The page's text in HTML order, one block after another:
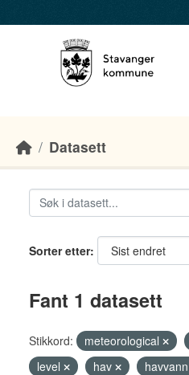
Datasett
Sorter etter
Fant 1 datasett
Stikkord: meteorological
level
hav
havvann